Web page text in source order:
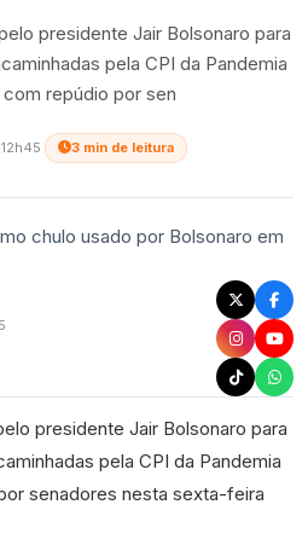
presidente Jair Bolsonaro para
pela CPI da Pandemia
repúdio por sen
3 min de leitura
presidente Jair Bolsonaro para
pela CPI da Pandemia
senadores nesta sexta-feira